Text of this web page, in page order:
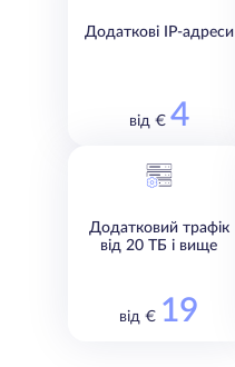
Додаткові IP-адреси
від € 4
Додатковий трафік
від 20 ТБ і вище
від € 19